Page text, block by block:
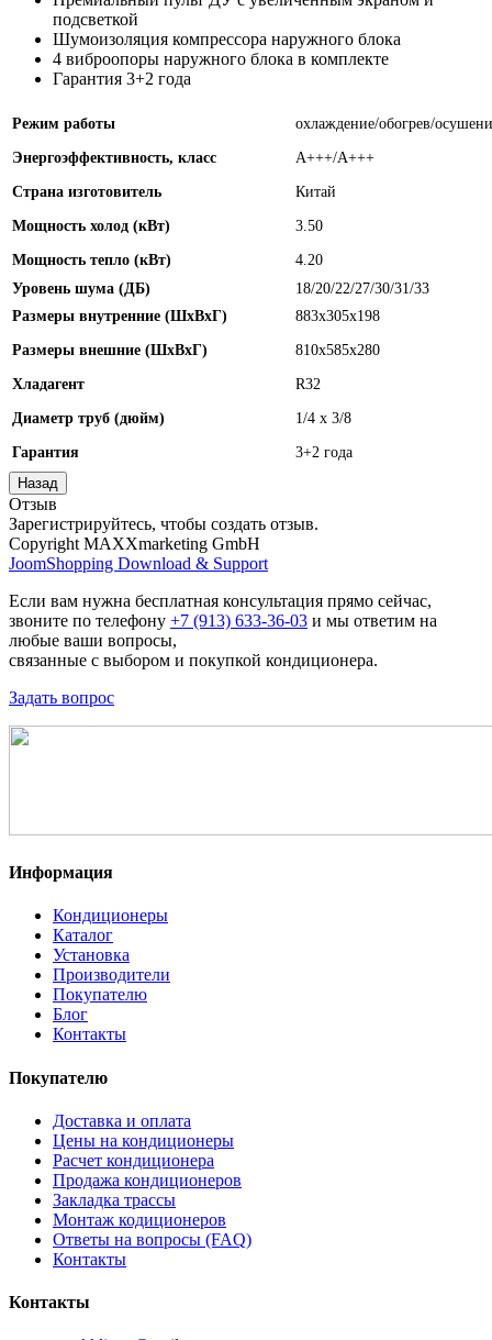
подсветкой
Шумоизоляция компрессора наружного блока
4 виброопоры наружного блока в комплекте
Гарантия 3+2 года
Режим работы охлаждение/обогрев/
Энергоэффективность, класс А+++/А+++
Страна изготовитель Китай
Мощность холод (кВт) 3.50
Мощность тепло (кВт)
4.20
Уровень шума (ДБ)
18/20/22/27/30/31/33
Размеры внутренние (ШхВхГ)
883x305x198
Размеры внешние (ШхВхГ) 810x585x280
Хладагент R32
Диаметр труб (дюйм) 1/4 x 3/8
Гарантия 3+2 года
Отзыв
Зарегистрируйтесь, чтобы создать отзыв.
Copyright MAXXmarketing GmbH
JoomShopping Download & Support
Если вам нужна бесплатная консультация прямо сейчас,
звоните по телефону +7 (913) 633-36-03 и мы ответим на
любые ваши вопросы,
связанные с выбором и покупкой кондиционера.
Задать вопрос
Информация
Кондиционеры
Каталог
Установка
Производители
Покупателю
Блог
Контакты
Покупателю
Доставка и оплата
Цены на кондиционеры
Расчет кондиционера
Продажа кондиционеров
Закладка трассы
Монтаж кодиционеров
Ответы на вопросы (FAQ)
Контакты
Контакты